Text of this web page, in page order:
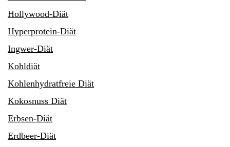
Hollywood-Diät
Hyperprotein-Diät
Ingwer-Diät
Kohldiät
Kohlenhydratfreie Diät
Kokosnuss Diät
Erbsen-Diät
Erdbeer-Diät